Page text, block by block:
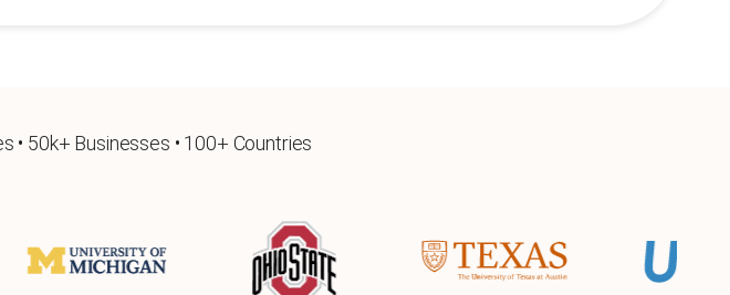
• 50k+ Businesses • 100+ Countries